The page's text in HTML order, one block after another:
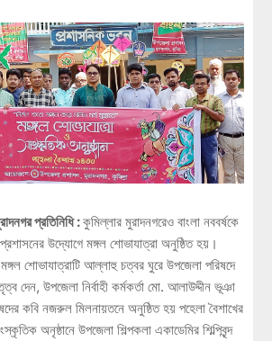
প্রতিনিধি :কুমিল্লার মুরাদনগরেও বাংলা নববর্ষকে
উদ্যোগে মঙ্গল শোভাযাত্রা অনুষ্ঠিত হয়।
শোভাযাত্রাটি আল্লাহু চত্বর ঘুরে উপজেলা পরিষদে
দেন, উপজেলা নির্বাহী কর্মকর্তা মো. আলাউদ্দীন ভূঞা
কবি নজরুল মিলনায়তনে অনুষ্ঠিত হয় পহেলা বৈশাখের
অনৃষ্ঠানে উপজেলা শিল্পকলা একাডেমির শিল্পিবৃন্দ